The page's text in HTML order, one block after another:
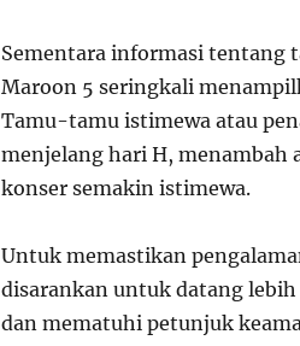
Sementara informasi tentang
Maroon 5 seringkali
Tamu-tamu istimewa atau
menjelang hari H, menambah
konser semakin istimewa.
Untuk memastikan
disarankan untuk datang
dan mematuhi petunjuk